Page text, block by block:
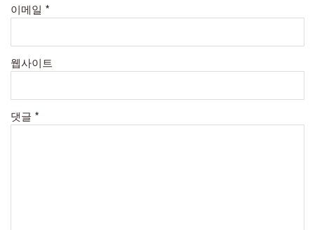
이메일 *
웹사이트
댓글 *